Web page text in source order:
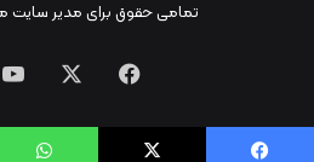
تمامی حقوق برای مدیر
فیس
بوک